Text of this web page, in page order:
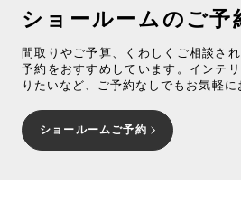
ショールームのご予
間取りやご予算、くわしくご相談さ
予約をおすすめしています。インテ
りたいなど、ご予約なしでもお気軽に
ショールームご予約